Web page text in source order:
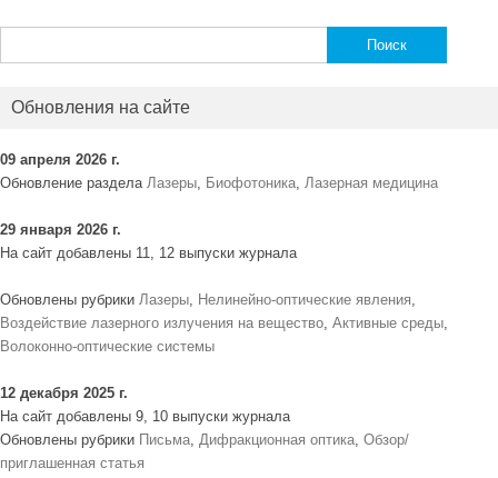
Обновления на сайте
09 апреля 2026 г.
Обновление раздела Лазеры, Биофотоника, Лазерная медицина
29 января 2026 г.
На сайт добавлены 11, 12 выпуски журнала
Обновлены рубрики Лазеры, Нелинейно-оптические явления,
Воздействие лазерного излучения на вещество, Активные среды,
Волоконно-оптические системы
12 декабря 2025 г.
На сайт добавлены 9, 10 выпуски журнала
Обновлены рубрики Письма, Дифракционная оптика, Обзор/
приглашенная статья